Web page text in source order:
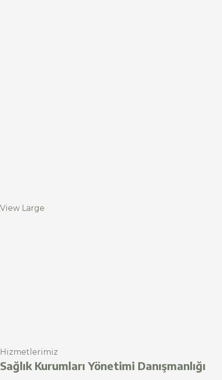
View Large
Hizmetlerimiz
Sağlık Kurumları Yönetimi Danışmanlığı